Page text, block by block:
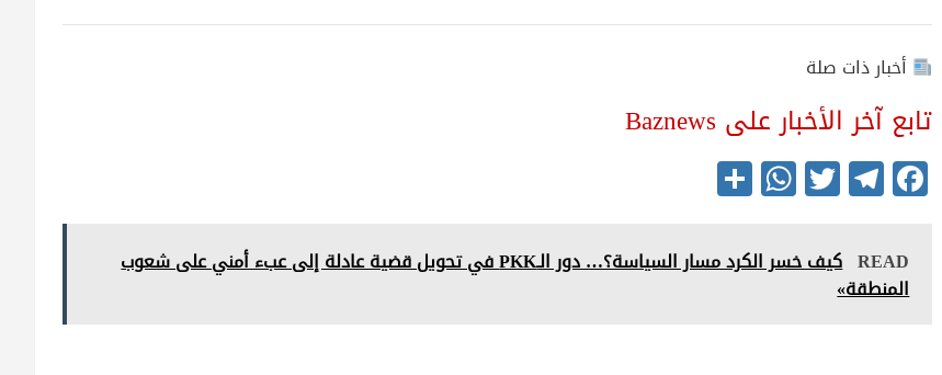
أخبار ذات صلة
تابع آخر الأخبار على Baznews
Fa
ce
bo
ok
Te
le
gr
a
m
T
wi
tte
r
W
ha
ts
A
S
ha
re READ
كيف خسر الكرد مسار السياسة؟… دور الـPKK في تحويل قضية عادلة إلى عبء أمني على شعوب
المنطقة»